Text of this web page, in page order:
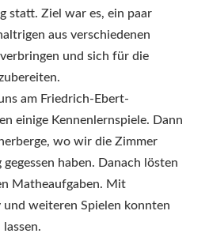
statt. Ziel war es, ein paar
aus verschiedenen
und sich für die
am Friedrich-Ebert-
einige Kennenlernspiele. Dann
wo wir die Zimmer
haben. Danach lösten
Matheaufgaben. Mit
weiteren Spielen konnten